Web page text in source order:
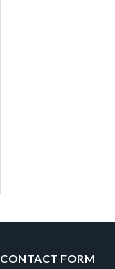
CONTACT FORM